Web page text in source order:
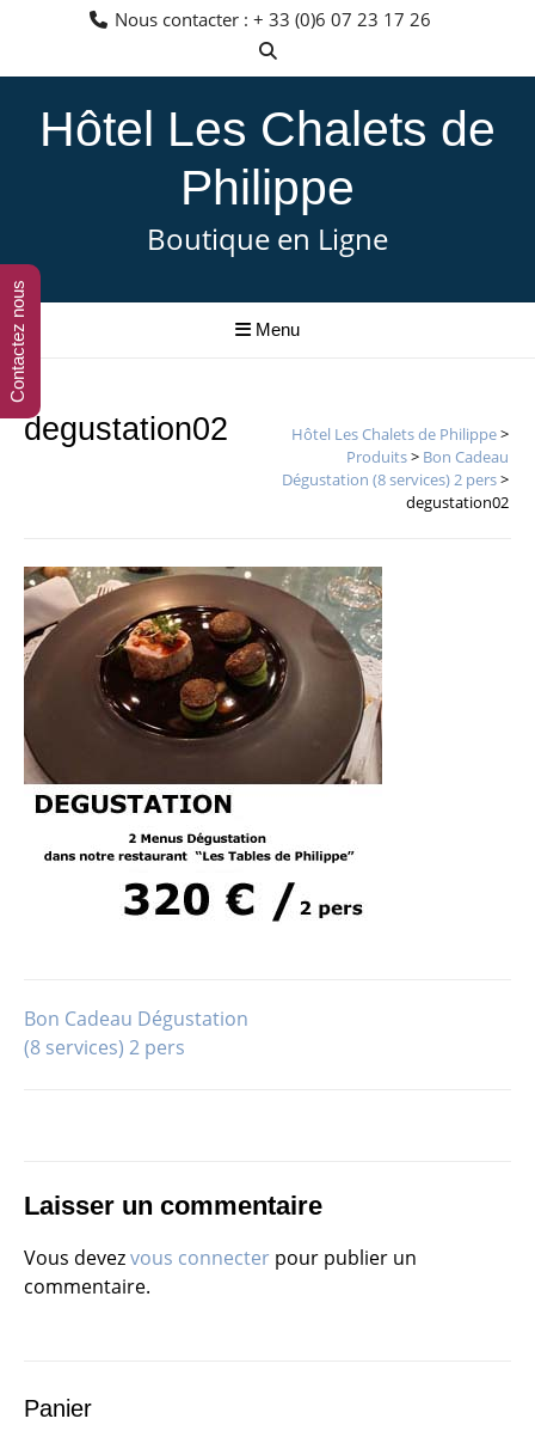
contenu
Nous contacter : + 33 (0)6 07 23 17 26
Hôtel Les Chalets de
Philippe
Boutique en Ligne
Menu
degustation02 Hôtel Les Chalets de Philippe>
Produits> Bon Cadeau
Dégustation (8 services) 2 pers>
degustation02
Navigation
Bon Cadeau Dégustation
(8 services) 2 pers
Laisser un commentaire
Vous devezvous connecter pour publier un
commentaire.
Panier
Contactez nous